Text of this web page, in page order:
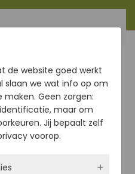
de website goed werkt
slaan we wat info op om
maken. Geen zorgen:
maar om
Jij bepaalt zelf
voorop.